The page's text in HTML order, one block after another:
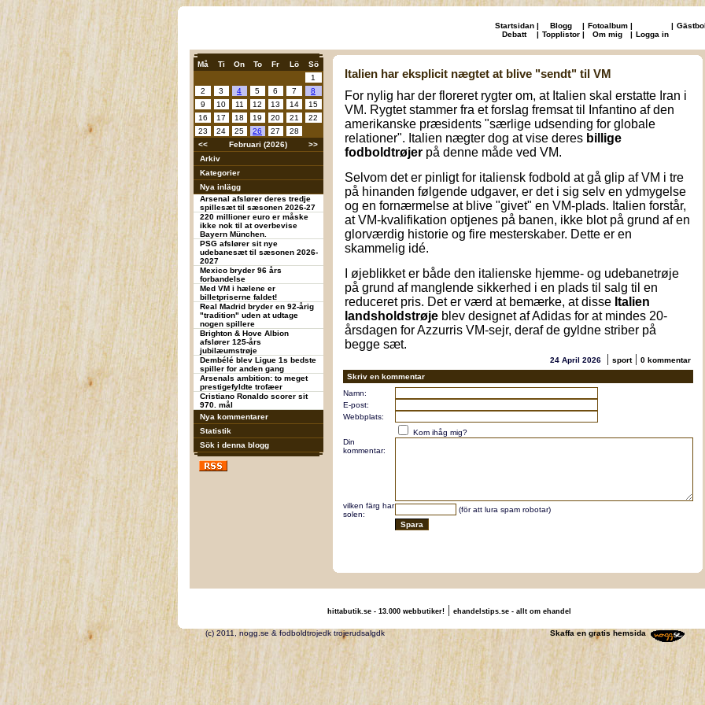
Startsidan | Blogg | Fotoalbum | |
Debatt
| Topplistor | Om mig | Logga in
Må Ti On To Fr Lö
Sö
1
2
3 4 5 6 7
8
9
10 11 12 13 14
15
16
17 18 19 20 21
22
23
24 25 26 27
28
<<
Februari (2026)
>>
Arkiv
Kategorier
Nya inlägg
Arsenal afslører deres tredje
spillesæt til sæsonen 2026-27
220 millioner euro er måske
ikke nok til at overbevise
Bayern München.
PSG afslører sit nye
udebanesæt til sæsonen 2026-
2027
Mexico bryder 96 års
forbandelse
Med VM i hælene er
billetpriserne faldet!
Real Madrid bryder en 92-årig
"tradition" uden at udtage
nogen spillere
Brighton & Hove Albion
afslører 125-års
jubilæumstrøje
Dembélé blev Ligue 1s bedste
spiller for anden gang
Arsenals ambition: to meget
prestigefyldte trofæer
Cristiano Ronaldo scorer sit
970. mål
Nya kommentarer
Statistik
Sök i denna blogg
Italien har eksplicit nægtet at blive "sendt" til VM
For nylig har der floreret rygter om, at Italien skal erstatte Iran i
VM. Rygtet stammer fra et forslag fremsat til Infantino af den
amerikanske præsidents "særlige udsending for globale
relationer". Italien nægter dog at vise deres billige
fodboldtrøjer på denne måde ved VM.
Selvom det er pinligt for italiensk fodbold at gå glip af VM i tre
på hinanden følgende udgaver, er det i sig selv en ydmygelse
og en fornærmelse at blive "givet" en VM-plads. Italien forstår,
at VM-kvalifikation optjenes på banen, ikke blot på grund af en
glorværdig historie og fire mesterskaber. Dette er en
skammelig idé.
I øjeblikket er både den italienske hjemme- og udebanetrøje
på grund af manglende sikkerhed i en plads til salg til en
reduceret pris. Det er værd at bemærke, at disse Italien
landsholdstrøje blev designet af Adidas for at mindes 20-
årsdagen for Azzurris VM-sejr, deraf de gyldne striber på
begge sæt.
24 April 2026 | sport| 0 kommentar
Skriv en kommentar
Namn:
E-post:
Webbplats:
Kom ihåg mig?
Din
kommentar:
vilken färg har
solen:
(för att lura spam robotar)
hittabutik.se - 13.000 webbutiker!| ehandelstips.se - allt om ehandel
(c) 2011, nogg.se & fodboldtrojedk trojerudsalgdk Skaffa en gratis hemsida